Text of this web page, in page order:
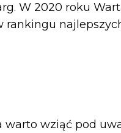
W 2020 roku
rankingu
warto wziąć pod